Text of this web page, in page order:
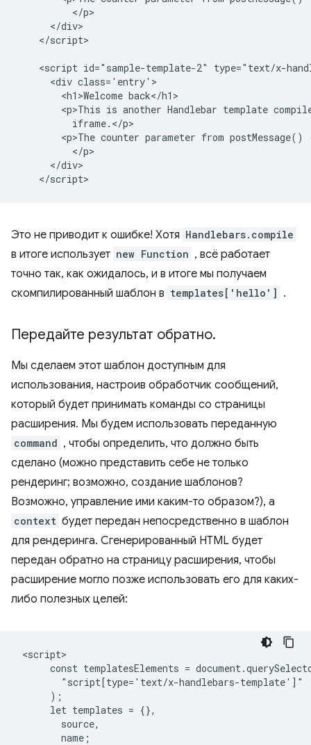
          </p>
      </div>
    </script>
<script id="sample-template-2" type="text/x-
      <div class='entry'>
        <h1>Welcome back</h1>
<p>This is another Handlebar template
          iframe.</p>
<p>The counter parameter from postMessage()
          </p>
      </div>
Это не приводит к ошибке! Хотя Handlebars.compile
в итоге использует new Function , всё работает
точно так, как ожидалось, и в итоге мы получаем
скомпилированный шаблон в templates['hello'] .
Передайте результат обратно.
Мы сделаем этот шаблон доступным для
использования, настроив обработчик сообщений,
который будет принимать команды со страницы
расширения. Мы будем использовать переданную
command , чтобы определить, что должно быть
сделано (можно представить себе не только
рендеринг; возможно, создание шаблонов?
Возможно, управление ими каким-то образом?), а
context будет передан непосредственно в шаблон
для рендеринга. Сгенерированный HTML будет
передан обратно на страницу расширения, чтобы
расширение могло позже использовать его для каких-
либо полезных целей:
<script>
const templatesElements =
        "script[type='text/x-handlebars-template']"
      );
      let templates = {},
        source,
        name;